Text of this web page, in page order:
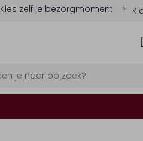
Kies zelf je bezorgmoment